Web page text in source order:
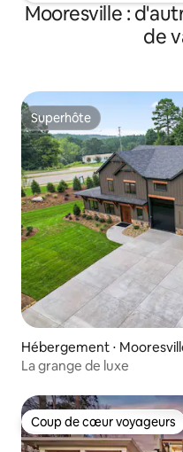
Mooresville :
de
Superhôte
Superhôte
Hébergement ⋅
La grange de luxe
Coup de cœur voyageurs
Coup de cœur voyageurs